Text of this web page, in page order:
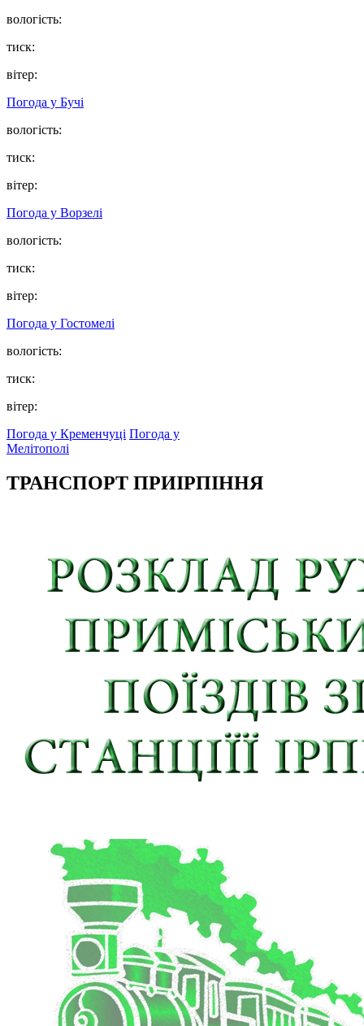
вологість:
тиск:
вітер:
Погода у Бучі
вологість:
тиск:
вітер:
Погода у Ворзелі
вологість:
тиск:
вітер:
Погода у Гостомелі
вологість:
тиск:
вітер:
Погода у Кременчуці Погода у
Мелітополі
ТРАНСПОРТ ПРИІРПІННЯ